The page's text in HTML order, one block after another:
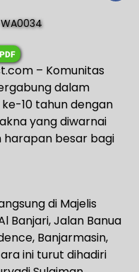
– Komunitas
dalam
10 tahun dengan
yang diwarnai
harapan besar bagi
di Majelis
Banjari, Jalan Banua
Banjarmasin,
ini turut dihadiri